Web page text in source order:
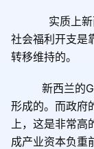
实质上
社会福利开支是
转移维持的。
新西兰的
形成的。而政府
上，这是非常
成产业资本负重